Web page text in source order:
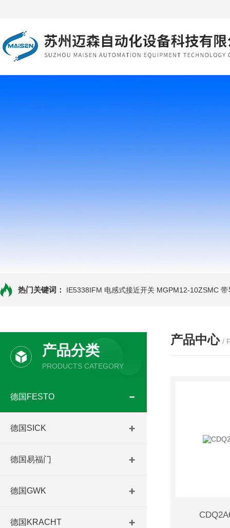
热门关键词： IE5338IFM 电感式接近开关 MGPM12-10ZSMC 带
产品分类
PRODUCTS CATEGORY
德国FESTO
德国SICK
德国易福门
德国GWK
德国KRACHT
产品中心 /